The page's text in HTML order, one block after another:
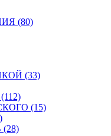
(80)
(33)
(15)